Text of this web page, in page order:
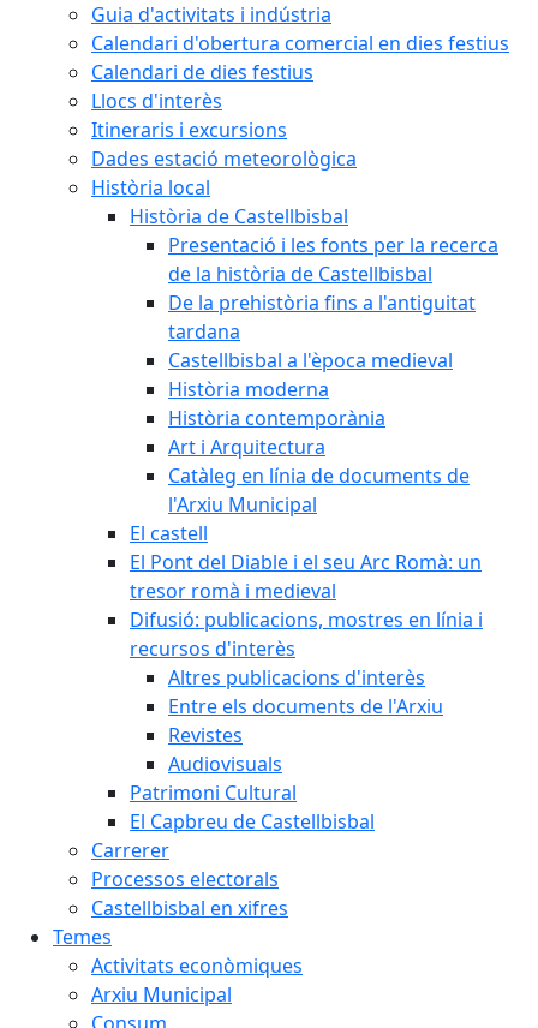
Guia d'activitats i indústria
Calendari d'obertura comercial en dies festius
Calendari de dies festius
Llocs d'interès
Itineraris i excursions
Dades estació meteorològica
Història local
Història de Castellbisbal
Presentació i les fonts per la recerca
de la història de Castellbisbal
De la prehistòria fins a l'antiguitat
tardana
Castellbisbal a l'època medieval
Història moderna
Història contemporània
Art i Arquitectura
Catàleg en línia de documents de
l'Arxiu Municipal
El castell
El Pont del Diable i el seu Arc Romà: un
tresor romà i medieval
Difusió: publicacions, mostres en línia i
recursos d'interès
Altres publicacions d'interès
Entre els documents de l'Arxiu
Revistes
Audiovisuals
Patrimoni Cultural
El Capbreu de Castellbisbal
Carrerer
Processos electorals
Castellbisbal en xifres
Temes
Activitats econòmiques
Arxiu Municipal